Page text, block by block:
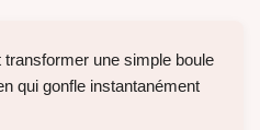
une simple boule
qui gonfle instantanément